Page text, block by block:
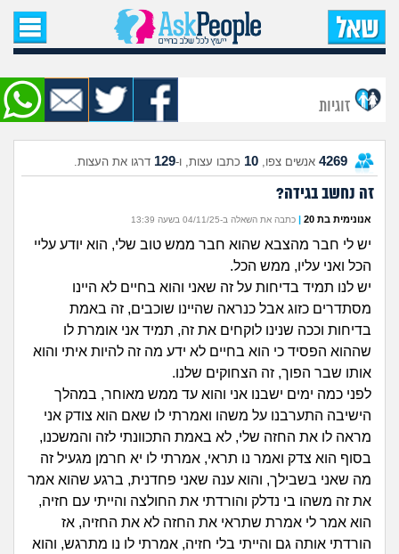
עמוד הבית
שאל שאלה
שאלות חדשות
שאלות שעוררו עניין
עצות חדשות
מתחם הטיפים
מדורים
זוגיות
היריון ולידה
הורות ומשפחה
מתבגרים
חיפוש שאלות
הרשמה | התחברות
זוגיות
4269 אנשים צפו, 10 כתבו עצות, ו-129 דרגו את העצות.
זה נחשב בגידה?
אנונימית בת 20 | כתבה את השאלה ב-04/11/25 בשעה 13:39
יש לי חבר מהצבא שהוא חבר ממש טוב שלי, הוא יודע עליי
הכל ואני עליו, ממש הכל.
יש לנו תמיד בדיחות על זה שאני והוא בחיים לא היינו
מסתדרים כזוג אבל כנראה שהיינו שוכבים, זה באמת
בדיחות וככה שנינו לוקחים את זה, תמיד אני אומרת לו
שההוא הפסיד כי הוא בחיים לא ידע מה זה להיות איתי והוא
אותו שבר הפוך, זה הצחוקים שלנו.
לפני כמה ימים ישבנו אני והוא עד ממש מאוחר, במהלך
הישיבה התערבנו על משהו ואמרתי לו שאם הוא צודק אני
מראה לו את החזה שלי, לא באמת התכוונתי לזה והמשכנו,
בסוף הוא צדק ואמר נו תראי, אמרתי לו יא חרמן מגעיל זה
מה שאני בשבילך, והוא ענה שאני פחדנית, ברגע שהוא אמר
את זה משהו בי נדלק והורדתי את החולצה והייתי עם חזיה,
הוא אמר לי אמרת שתראי את החזה לא את החזיה, אז
הורדתי אותה גם והייתי בלי חזיה, אמרתי לו נו מתרגש, והוא